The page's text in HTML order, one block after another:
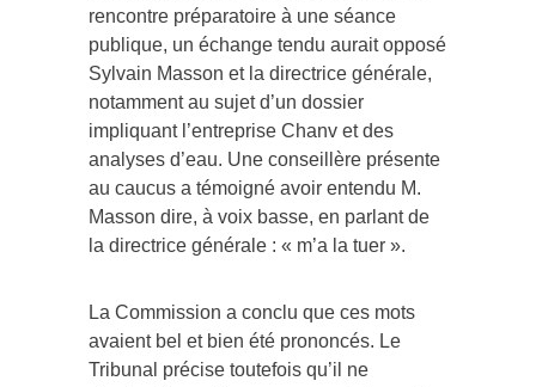
rencontre préparatoire à une séance
publique, un échange tendu aurait opposé
Sylvain Masson et la directrice générale,
notamment au sujet d’un dossier
impliquant l’entreprise Chanv et des
analyses d’eau. Une conseillère présente
au caucus a témoigné avoir entendu M.
Masson dire, à voix basse, en parlant de
la directrice générale : « m’a la tuer ».
La Commission a conclu que ces mots
avaient bel et bien été prononcés. Le
Tribunal précise toutefois qu’il ne